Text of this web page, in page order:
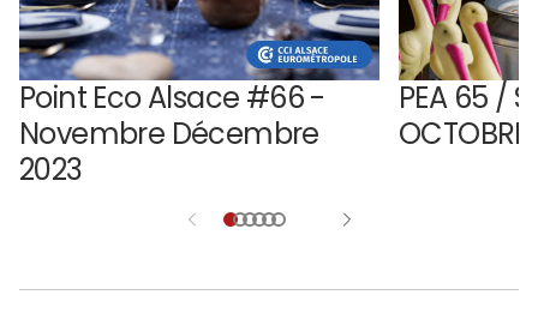
Point Eco Alsace #66 -
Novembre Décembre
2023
PEA 65 /